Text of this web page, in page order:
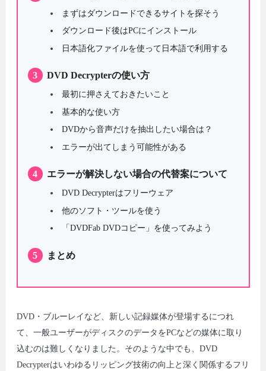
まずはダウンロードできるサイトを探そう
ダウンロード後はPCにインストール
日本語化ファイルを使って日本語で利用する
3 DVD Decrypterの使い方
最初に押さえておきたいこと
基本的な使い方
DVDから音声だけを抽出したい場合は？
エラーが出てしまう可能性がある
4 エラーが解決しない場合の代替案について
DVD Decrypterはフリーウェア
他のソフト・ツールを使う
「DVDFab DVDコピー」を使ってみよう
5 まとめ
DVD・ブルーレイなど、新しい記録媒体が登場するにつれ
て、一般ユーザーがディスクのデータをPCなどの媒体に取り
込むのは難しくなりました。そのような中でも、DVD
Decrypterはいわゆるリッピング技術の向上と深く関係するフリ